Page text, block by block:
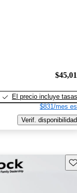
El precio incluye tasas
$831/mes
Verif. disponibilidad